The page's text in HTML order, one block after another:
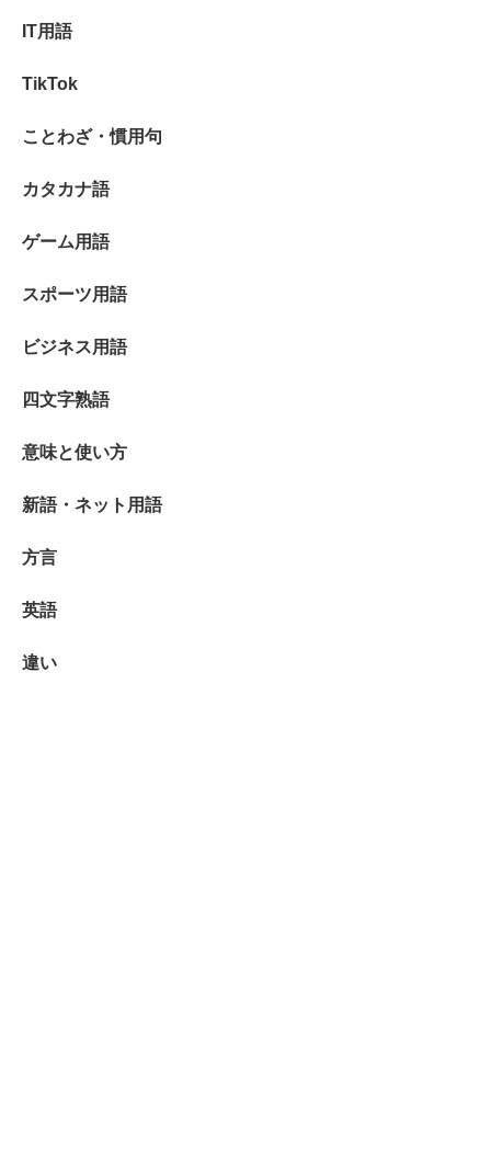
IT用語
TikTok
ことわざ・慣用句
カタカナ語
ゲーム用語
スポーツ用語
ビジネス用語
四文字熟語
意味と使い方
新語・ネット用語
方言
英語
違い